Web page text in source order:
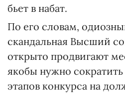
бьет в набат.
По его словам,
скандальная Высший
открыто продвигают
якобы нужно
этапов конкурса на